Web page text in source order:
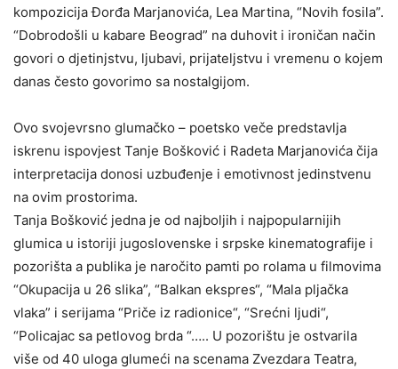
kompozicija Đorđa Marjanovića, Lea Martina, “Novih fosila”.
“Dobrodošli u kabare Beograd” na duhovit i ironičan način
govori o djetinjstvu, ljubavi, prijateljstvu i vremenu o kojem
danas često govorimo sa nostalgijom.
Ovo svojevrsno glumačko – poetsko veče predstavlja
iskrenu ispovjest Tanje Bošković i Radeta Marjanovića čija
interpretacija donosi uzbuđenje i emotivnost jedinstvenu
na ovim prostorima.
Tanja Bošković jedna je od najboljih i najpopularnijih
glumica u istoriji jugoslovenske i srpske kinematografije i
pozorišta a publika je naročito pamti po rolama u filmovima
“Okupacija u 26 slika”, “Balkan ekspres“, “Mala pljačka
vlaka” i serijama “Priče iz radionice“, “Srećni ljudi“,
“Policajac sa petlovog brda “….. U pozorištu je ostvarila
više od 40 uloga glumeći na scenama Zvezdara Teatra,